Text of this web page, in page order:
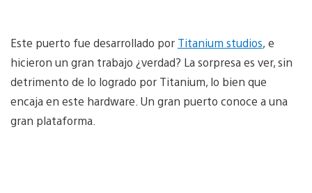
Este puerto fue desarrollado por Titanium studios, e
hicieron un gran trabajo ¿verdad? La sorpresa es ver, sin
detrimento de lo logrado por Titanium, lo bien que
encaja en este hardware. Un gran puerto conoce a una
gran plataforma.